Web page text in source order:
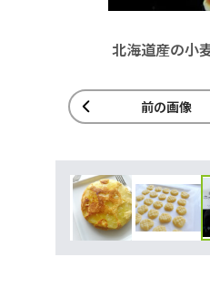
北海道産の小
前の画像